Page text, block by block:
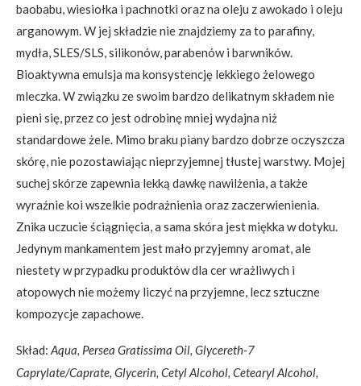
baobabu, wiesiołka i pachnotki oraz na oleju z awokado i oleju
arganowym. W jej składzie nie znajdziemy za to parafiny,
mydła, SLES/SLS, silikonów, parabenów i barwników.
Bioaktywna emulsja ma konsystencję lekkiego żelowego
mleczka. W związku ze swoim bardzo delikatnym składem nie
pieni się, przez co jest odrobinę mniej wydajna niż
standardowe żele. Mimo braku piany bardzo dobrze oczyszcza
skórę, nie pozostawiając nieprzyjemnej tłustej warstwy. Mojej
suchej skórze zapewnia lekką dawkę nawilżenia, a także
wyraźnie koi wszelkie podrażnienia oraz zaczerwienienia.
Znika uczucie ściągnięcia, a sama skóra jest miękka w dotyku.
Jedynym mankamentem jest mało przyjemny aromat, ale
niestety w przypadku produktów dla cer wrażliwych i
atopowych nie możemy liczyć na przyjemne, lecz sztuczne
kompozycje zapachowe.
Skład: Aqua, Persea Gratissima Oil, Glycereth-7
Caprylate/Caprate, Glycerin, Cetyl Alcohol, Cetearyl Alcohol,